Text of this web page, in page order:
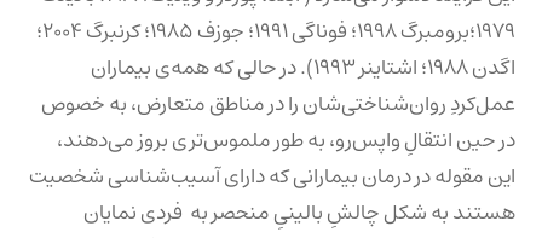
۱۹۷۹؛برومبرگ ۱۹۹۸؛ فوناگی ۱۹۹۱؛ جوزف ۱۹۸۵؛ کرنبرگ ۲۰۰۴؛
اگدن ۱۹۸۸؛ اشتاینر ۱۹۹۳). در حالی که همه‌‌ی بیماران
عمل‌کردِ روان‌شناختی‌شان را در مناطق متعارض، به خصوص
در حین انتقالِ واپس‌رو، به طور ملموس‌تری بروز می‌دهند،
این مقوله در درمان بیمارانی که دارای آسیب‌شناسی شخصیت
هستند به شکل چالشِ بالینیِ منحصر به فردی نمایان